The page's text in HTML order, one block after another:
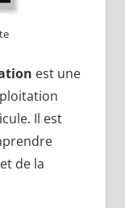
est une
Il est
de la